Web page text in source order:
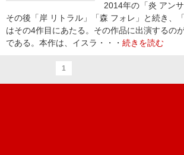
2014年の「炎 アン
その後「岸 リトラル」「森 フォレ」と続き、
はその4作目にあたる。その作品に出演するの
である。本作は、イスラ・・・ 続きを読む
1